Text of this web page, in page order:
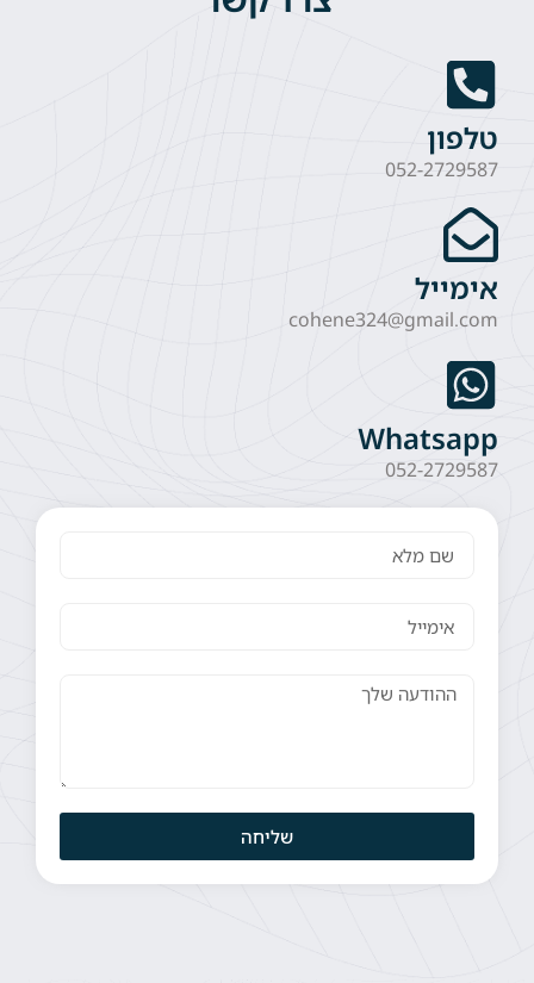
טלפון
052-2729587
אימייל
cohene324@gmail.com
Whatsapp
052-2729587
שליחה